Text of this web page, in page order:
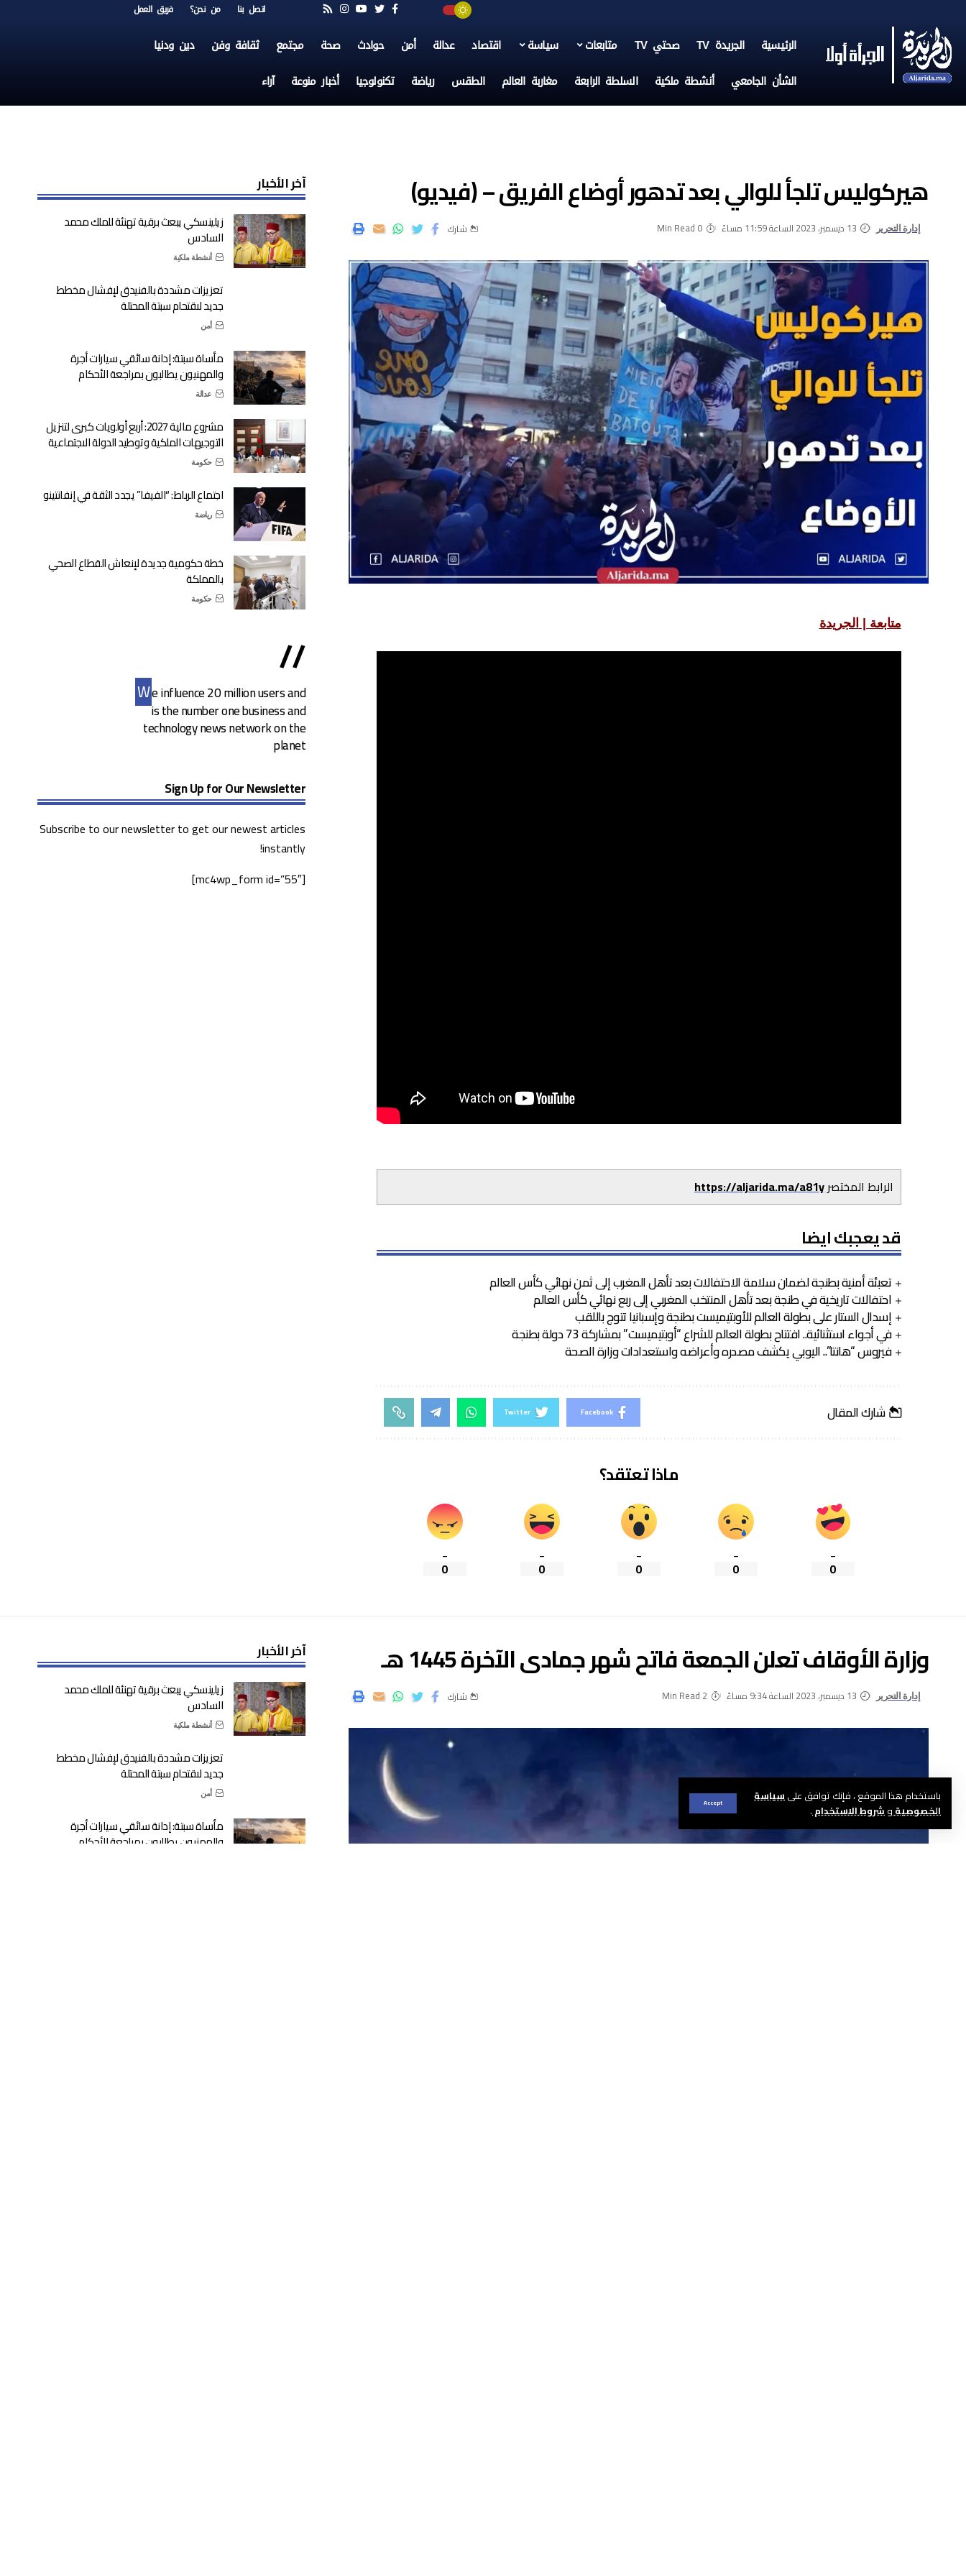
باستخدام هذا الموقع ، فإنك توافق علىسياسة
الخصوصيةوشروط الاستخدام.
Accept
اتصل بنا من نحن؟ فريق العمل
الرئيسية الجريدة TV صحتي TV متابعات سياسة اقتصاد عدالة أمن حوادث صحة مجتمع ثقافة وفن دين ودنيا
الشأن الجامعي أنشطة ملكية السلطة الرابعة مغاربة العالم الطقس رياضة تكنولوجيا أخبار منوعة آراء
هيركوليس تلجأ للوالي بعد تدهور أوضاع الفريق – (فيديو)
إدارة التحرير 13 ديسمبر، 2023 الساعة 11:59 مساءً 0 Min Read شارك
متابعة الجريدة
الرابط المختصرhttps://aljarida.ma/a81y
قد يعجبك ايضا
تعبئة أمنية بطنجة لضمان سلامة الاحتفالات بعد تأهل المغرب إلى ثمن نهائي كأس العالم
احتفالات تاريخية في طنجة بعد تأهل المنتخب المغربي إلى ربع نهائي كأس العالم
إسدال الستار على بطولة العالم للأوبتيميست بطنجة وإسبانيا تتوج باللقب
في أجواء استثنائية.. افتتاح بطولة العالم للشراع “أوبتيميست” بمشاركة 73 دولة بطنجة
فيروس “هانتا”.. اليوبي يكشف مصدره وأعراضه واستعدادات وزارة الصحة
شارك المقال Facebook
Twitter
ماذا تعتقد؟
_
0
_
0
_
0
_
0
_
0
آخر الأخبار
زيلينسكي يبعث برقية تهنئة للملك محمد
السادس
أنشطة ملكية
تعزيزات مشددة بالفنيدق لإفشال مخطط
جديد لاقتحام سبتة المحتلة
أمن
مأساة سبتة: إدانة سائقي سيارات أجرة
والمهنيون يطالبون بمراجعة الأحكام
عدالة
مشروع مالية 2027: أربع أولويات كبرى لتنزيل
التوجيهات الملكية وتوطيد الدولة الاجتماعية
حكومة
اجتماع الرباط: “الفيفا” يجدد الثقة في إنفانتينو
رياضة
خطة حكومية جديدة لإنعاش القطاع الصحي
بالمملكة
حكومة
//
We influence 20 million users and
is the number one business and
technology news network on the
planet
Sign Up for Our Newsletter
Subscribe to our newsletter to get our newest articles
instantly!
[mc4wp_form id=”55″]
وزارة الأوقاف تعلن الجمعة فاتح شهر جمادى الآخرة 1445 هـ
إدارة التحرير 13 ديسمبر، 2023 الساعة 9:34 مساءً 2 Min Read شارك
آخر الأخبار
زيلينسكي يبعث برقية تهنئة للملك محمد
السادس
أنشطة ملكية
تعزيزات مشددة بالفنيدق لإفشال مخطط
جديد لاقتحام سبتة المحتلة
أمن
مأساة سبتة: إدانة سائقي سيارات أجرة
والمهنيون يطالبون بمراجعة الأحكام